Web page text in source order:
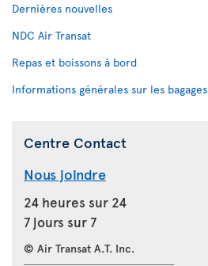
Dernières nouvelles
NDC Air Transat
Repas et boissons à bord
Informations générales sur les bagages
Centre Contact
Nous joindre
24 heures sur 24
7 jours sur 7
© Air Transat A.T. Inc.